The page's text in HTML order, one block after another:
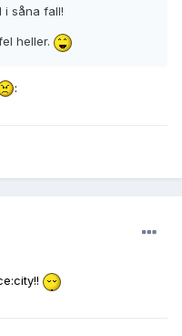
i såna fall!
heller.
: